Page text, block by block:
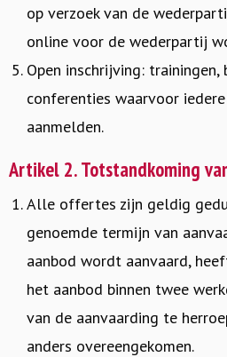
op verzoek van de
online voor de wederpartij
Open inschrijving: trainingen,
conferenties waarvoor
aanmelden.
Artikel 2. Totstandkoming
Alle offertes zijn geldig
genoemde termijn van
aanbod wordt aanvaard,
het aanbod binnen twee
van de aanvaarding te
anders overeengekomen.